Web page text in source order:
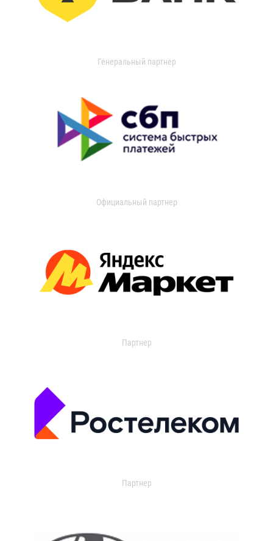
Генеральный партнер
Официальный партнер
Партнер
Партнер